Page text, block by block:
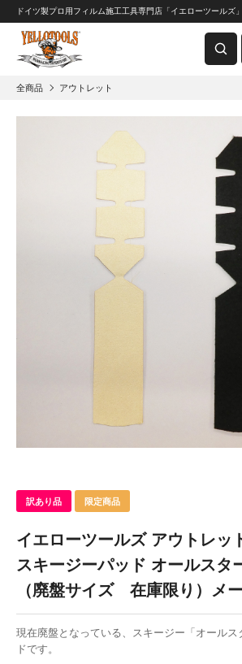
重要なおしらせ
2024年8月1日 価格改定につきまして
ドイツ製プロ用フィルム施工工具専門店「イエローツールズ」
全商品 アウトレット
訳あり品
イエローツールズ アウトレ
スキージーパッド オールス
（廃盤サイズ 在庫限り）メ
現在廃盤となっている、スキージー「オールス
ドです。